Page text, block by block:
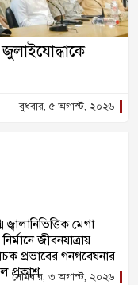
বুধবার, ৫ অগাস্ট, ২০২৬
জ্বালানিভিত্তিক মেগা
জীবনযাত্রায়
প্রভাবের গনগবেষনার
প্রকাশ
সোমবার, ৩ অগাস্ট, ২০২৬